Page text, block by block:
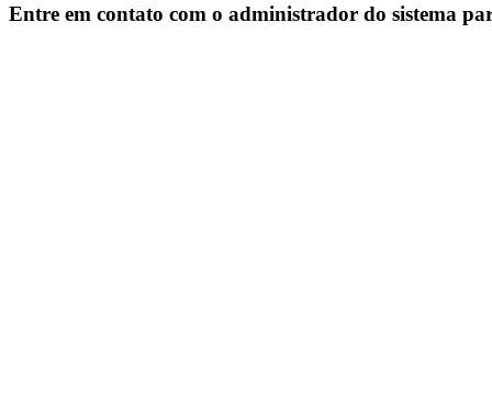
Entre em contato com o administrador do sistema